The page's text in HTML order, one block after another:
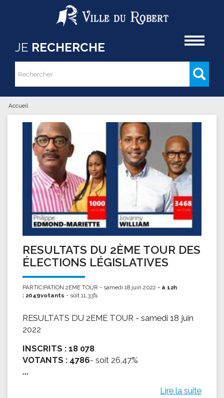
Aller au contenu principal
JE RECHERCHE
Formulaire de recherche
Rechercher
Vous êtes ici
Accueil
RESULTATS DU 2ÈME TOUR DES
ÉLECTIONS LÉGISLATIVES
PARTICIPATION 2EME TOUR - samedi 18 juin 2022 - à 12h
: 2049votants - soit 11,33%
RESULTATS DU 2EME TOUR - samedi 18 juin
2022
INSCRITS : 18 078
VOTANTS : 4786- soit 26,47%
...
Lire la suite